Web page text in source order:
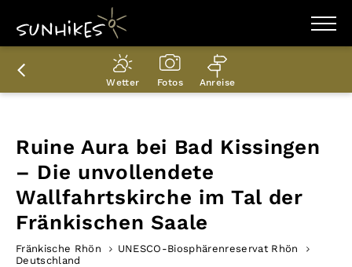
WANDERZIELE
WANDERUNGEN
ENTDECKEN
PLANER
Wetter Fotos Anreise
Ruine Aura bei Bad Kissingen
– Die unvollendete
Wallfahrtskirche im Tal der
Fränkischen Saale
Fränkische Rhön
UNESCO-Biosphärenreservat Rhön
Deutschland